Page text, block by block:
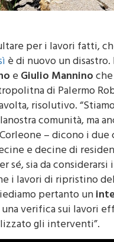
per i lavori fatti,
è di nuovo un
eGiulio Mannino
di Palermo
risolutivo.
comunità, ma
– dicono i
e decine di
sé, sia da
i lavori di ripristino
pertanto un
verifica sui lavori
gli interventi”.